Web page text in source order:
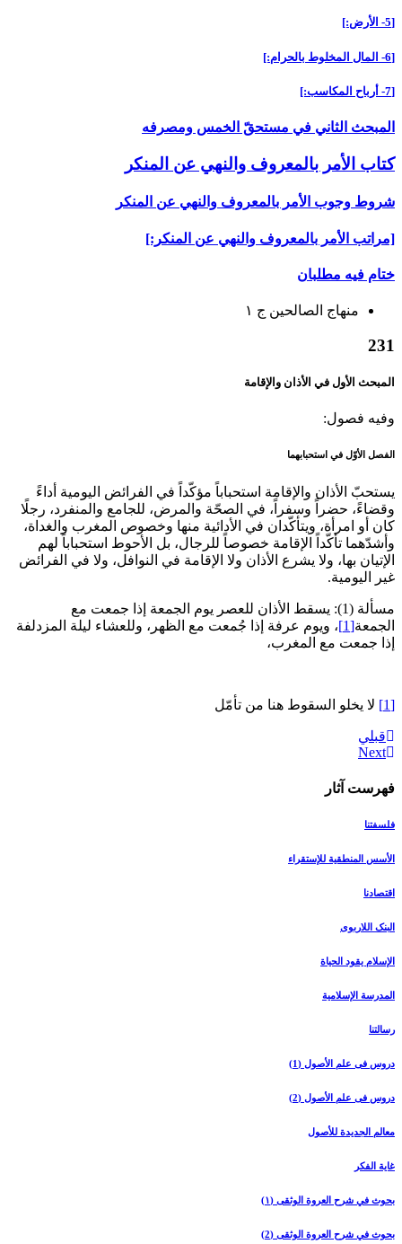
[5- الأرض:]
[6- المال المخلوط بالحرام:]
[7- أرباح المكاسب:]
المبحث الثاني في مستحقّ الخمس ومصرفه‏
كتاب الأمر بالمعروف والنهي عن المنكر
شروط وجوب الأمر بالمعروف والنهي عن المنكر
[مراتب الأمر بالمعروف والنهي عن المنكر:]
ختام فيه مطلبان
منهاج الصالحين‏ ج ۱
231
المبحث الأول في الأذان والإقامة
وفيه فصول:
الفصل الأوّل في استحبابهما
يستحبّ الأذان والإقامة استحباباً مؤكّداً في الفرائض اليومية أداءً
وقضاءً، حضراً وسفراً، في الصحّة والمرض، للجامع والمنفرد، رجلًا
كان أو امرأة، ويتأكّدان في الأدائية منها وخصوص المغرب والغداة،
وأشدّهما تأكّداً الإقامة خصوصاً للرجال، بل الأحوط استحباباً لهم
الإتيان بها، ولا يشرع الأذان ولا الإقامة في النوافل، ولا في الفرائض
غير اليومية.
مسألة (1): يسقط الأذان للعصر يوم الجمعة إذا جمعت مع
الجمعة[1]
، ويوم عرفة إذا جُمعت مع الظهر، وللعشاء ليلة المزدلفة
إذا جمعت مع المغرب،
[1] لا يخلو السقوط هنا من تأمّل
قبلي
فهرست آثار
فلسفتنا
الأسس المنطقیة للإستقراء
اقتصادنا
البنک اللاربوی
الإسلام یقود الحیاة
المدرسة الإسلامیة
رسالتنا
دروس فی علم الأصول (1)
دروس فی علم الأصول (2)
معالم الجدیدة للأصول
غایة الفکر
بحوث في شرح العروة الوثقی (۱)
بحوث في شرح العروة الوثقی (2)